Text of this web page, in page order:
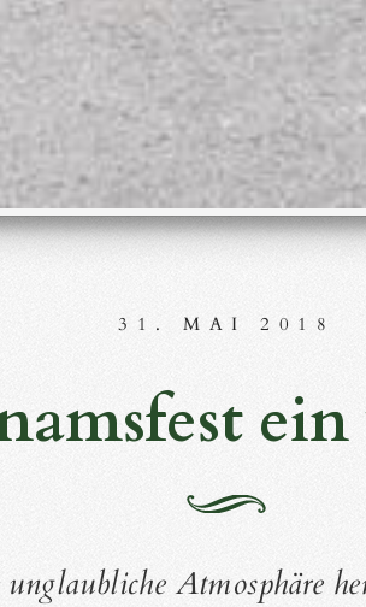
31. MAI 2018
Atmosphäre